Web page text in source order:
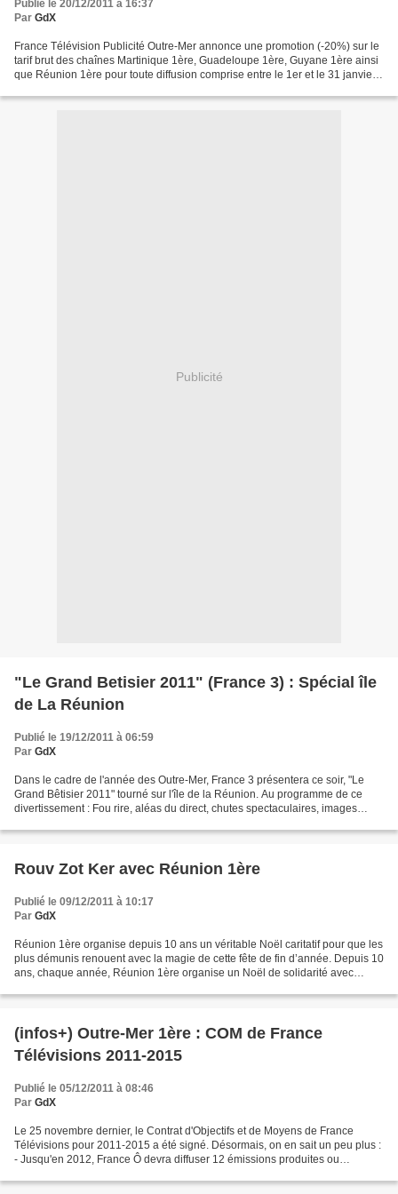
Publié le 20/12/2011 à 16:37
Par GdX
France Télévision Publicité Outre-Mer annonce une promotion (-20%) sur le
tarif brut des chaînes Martinique 1ère, Guadeloupe 1ère, Guyane 1ère ainsi
que Réunion 1ère pour toute diffusion comprise entre le 1er et le 31 janvier
Publicité
"Le Grand Betisier 2011" (France 3) : Spécial île
de La Réunion
Publié le 19/12/2011 à 06:59
Par GdX
Dans le cadre de l'année des Outre-Mer, France 3 présentera ce soir, "Le
Grand Bêtisier 2011" tourné sur l'île de la Réunion. Au programme de ce
divertissement : Fou rire, aléas du direct, chutes spectaculaires, images
Rouv Zot Ker avec Réunion 1ère
Publié le 09/12/2011 à 10:17
Par GdX
Réunion 1ère organise depuis 10 ans un véritable Noël caritatif pour que les
plus démunis renouent avec la magie de cette fête de fin d’année. Depuis 10
ans, chaque année, Réunion 1ère organise un Noël de solidarité avec
(infos+) Outre-Mer 1ère : COM de France
Télévisions 2011-2015
Publié le 05/12/2011 à 08:46
Par GdX
Le 25 novembre dernier, le Contrat d'Objectifs et de Moyens de France
Télévisions pour 2011-2015 a été signé. Désormais, on en sait un peu plus :
- Jusqu'en 2012, France Ô devra diffuser 12 émissions produites ou